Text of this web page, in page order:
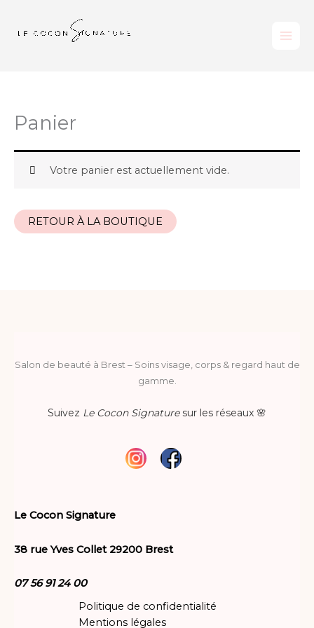
contenu
Panier
Votre panier est actuellement vide.
RETOUR À LA BOUTIQUE
Salon de beauté à Brest – Soins visage, corps & regard haut de
gamme.
Suivez Le Cocon Signaturesur les réseaux 🌸
Le Cocon Signature
38 rue Yves Collet 29200 Brest
07 56 91 24 00
Politique de confidentialité
Mentions légales